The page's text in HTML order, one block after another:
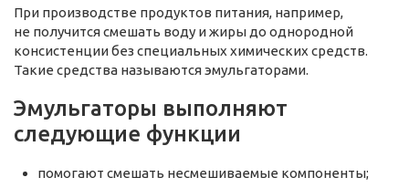
При производстве продуктов питания, например,
не получится смешать воду и жиры до однородной
консистенции без специальных химических средств.
Такие средства называются эмульгаторами.
Эмульгаторы выполняют
следующие функции
помогают смешать несмешиваемые компоненты;